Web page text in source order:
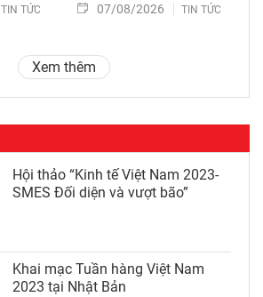
TIN TỨC 07/08/2026 TIN TỨC
Xem thêm
Hội thảo “Kinh tế Việt Nam 2023-
SMES Đối diện và vượt bão”
Khai mạc Tuần hàng Việt Nam
2023 tại Nhật Bản